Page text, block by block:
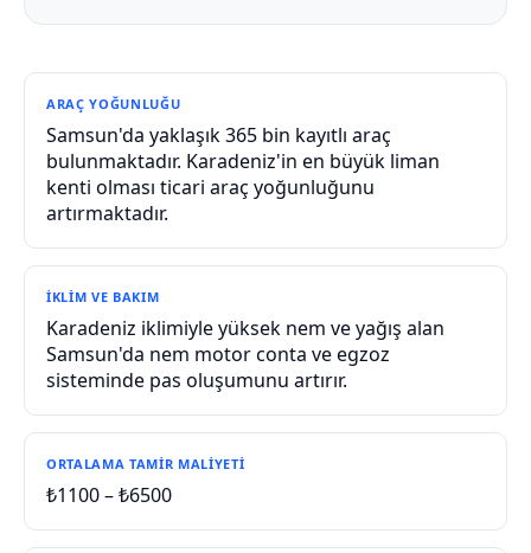
ARAÇ YOĞUNLUĞU
Samsun'da yaklaşık 365 bin kayıtlı araç
bulunmaktadır. Karadeniz'in en büyük liman
kenti olması ticari araç yoğunluğunu
artırmaktadır.
İKLIM VE BAKIM
Karadeniz iklimiyle yüksek nem ve yağış alan
Samsun'da nem motor conta ve egzoz
sisteminde pas oluşumunu artırır.
ORTALAMA TAMIR MALIYETI
₺1100 – ₺6500